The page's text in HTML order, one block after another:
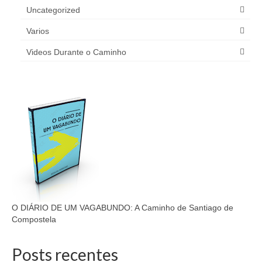
Uncategorized
Varios
Videos Durante o Caminho
O DIÁRIO DE UM VAGABUNDO: A Caminho de Santiago de
Compostela
Posts recentes